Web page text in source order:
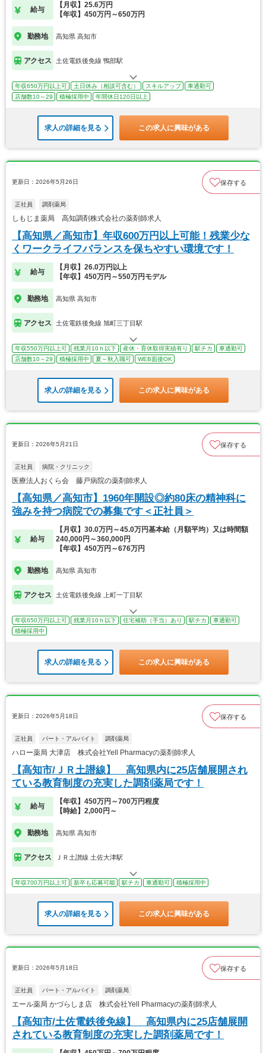
給与
【月収】25.6万円
【年収】450万円～650万円
勤務地 高知県 高知市
アクセス 土佐電鉄後免線 鴨部駅
年収650万円以上可 土日休み（相談可含む） スキルアップ
車通勤可
店舗数10～29
積極採用中 年間休日120日以上
求人の詳細を見る この求人に興味がある
更新日：2026年5月26日 保存する
正社員 調剤薬局
しもじま薬局 高知調剤株式会社の薬剤師求人
【高知県／高知市】年収600万円以上可能！残業少な
くワークライフバランスを保ちやすい環境です！
給与
【月収】26.0万円以上
【年収】450万円～550万円モデル
勤務地 高知県 高知市
アクセス 土佐電鉄後免線 旭町三丁目駅
年収550万円以上可 残業月10ｈ以下 産休・育休取得実績有り 駅チカ
車通勤可
店舗数10～29
積極採用中 夏～秋入職可 WEB面接OK
求人の詳細を見る この求人に興味がある
更新日：2026年5月21日 保存する
正社員 病院・クリニック
医療法人おくら会 藤戸病院の薬剤師求人
【高知県／高知市】1960年開設◎約80床の精神科に
強みを持つ病院での募集です＜正社員＞
給与
【月収】30.0万円～45.0万円基本給（月額平均）又は時間額
240,000円～360,000円
【年収】450万円～676万円
勤務地 高知県 高知市
アクセス 土佐電鉄後免線 上町一丁目駅
年収650万円以上可 残業月10ｈ以下 住宅補助（手当）あり 駅チカ
車通勤可
積極採用中
求人の詳細を見る この求人に興味がある
更新日：2026年5月18日 保存する
正社員 パート・アルバイト 調剤薬局
ハロー薬局 大津店 株式会社Yell Pharmacyの薬剤師求人
【高知市/ＪＲ土譛線】 高知県内に25店舗展開され
ている教育制度の充実した調剤薬局です！
給与
【年収】450万円～700万円程度
【時給】2,000円～
勤務地 高知県 高知市
アクセス ＪＲ土讃線 土佐大津駅
年収700万円以上可 新卒も応募可能 駅チカ 車通勤可 積極採用中
求人の詳細を見る この求人に興味がある
更新日：2026年5月18日 保存する
正社員 パート・アルバイト 調剤薬局
エール薬局 かづらしま店 株式会社Yell Pharmacyの薬剤師求人
【高知市/土佐電鉄後免線】 高知県内に25店舗展開
されている教育制度の充実した調剤薬局です！